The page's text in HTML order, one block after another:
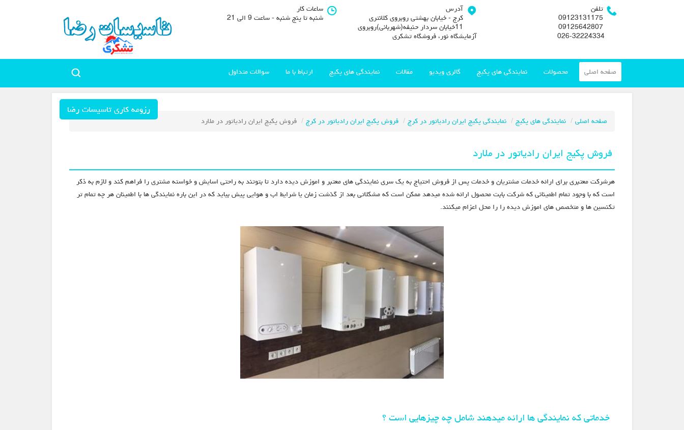
تلفن
09123131175
09125642807
آدرس
کرج - خیابان بهشتی روبروی کلانتری
11خیابان سردار حنیفه(شهربانی)روبروی
آزمایشگاه نور، فروشگاه تشکری
ساعات کار
شنبه تا پنج شنبه - ساعت 9 الی 21
صفحه اصلی محصولات نمایندگی های پکیج گالری ویدیو مقالات نمایندگی های پکیج ارتباط با ما سوالات متداول
رزومه کاری تاسیسات رضا
صفحه اصلی نمایندگی های پکیج نمایندگی پکیج ایران رادیاتور در کرج فروش پکیج ایران رادیاتور در کرج فروش پکیج ایران رادیاتور در ملارد
فروش پکیج ایران رادیاتور در ملارد
هرشرکت معتبری برای ارائه خدمات مشتریان و خدمات پس از فروش احتیاج به یک سری نمایندگی های معتبر و اموزش دیده دارد تا بتوتند به راحتی اسایش و خواسته مشتری را فراهم کند و لازم به ذکر
است که با وجود تمام اطمینانی که شرکت بابت محصول ارائه شده میدهد ممکن است که مشکلاتی بعد از گذشت زمان یا شرایط اب و هوایی پیش بیاید که در این باره نمایندگی ها با اطمینان هر چه تمام تر
تکنسین ها و متخصص های اموزش دیده را را محل اعزام میکنند.
خدماتی که نمایندگی ها ارائه میدهند شامل چه چیزهایی است ؟